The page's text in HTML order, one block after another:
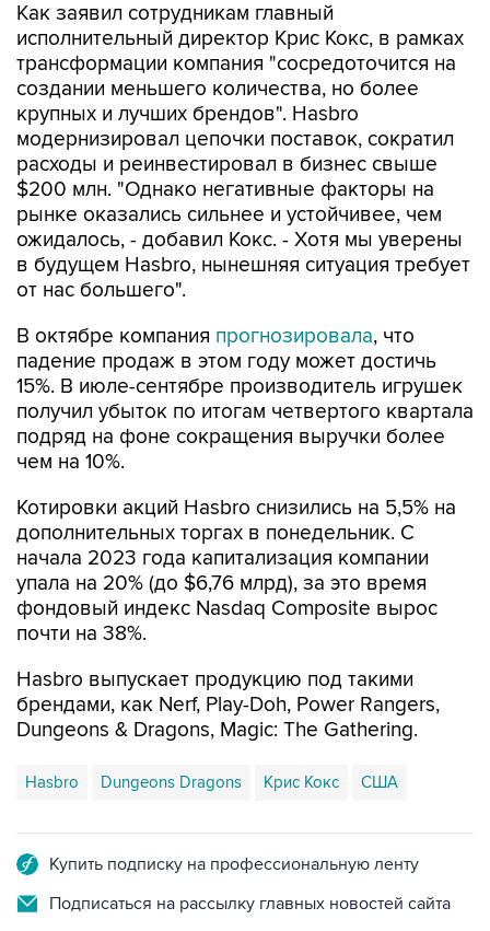
Как заявил сотрудникам главный
исполнительный директор Крис Кокс, в рамках
трансформации компания "сосредоточится на
создании меньшего количества, но более
крупных и лучших брендов". Hasbro
модернизировал цепочки поставок, сократил
расходы и реинвестировал в бизнес свыше
$200 млн. "Однако негативные факторы на
рынке оказались сильнее и устойчивее, чем
ожидалось, - добавил Кокс. - Хотя мы уверены
в будущем Hasbro, нынешняя ситуация требует
от нас большего".
В октябре компания прогнозировала, что
падение продаж в этом году может достичь
15%. В июле-сентябре производитель игрушек
получил убыток по итогам четвертого квартала
подряд на фоне сокращения выручки более
чем на 10%.
Котировки акций Hasbro снизились на 5,5% на
дополнительных торгах в понедельник. С
начала 2023 года капитализация компании
упала на 20% (до $6,76 млрд), за это время
фондовый индекс Nasdaq Composite вырос
почти на 38%.
Hasbro выпускает продукцию под такими
брендами, как Nerf, Play-Doh, Power Rangers,
Dungeons & Dragons, Magic: The Gathering.
Hasbro Dungeons Dragons Крис Кокс США
Купить подписку на профессиональную ленту
Подписаться на рассылку главных новостей сайта